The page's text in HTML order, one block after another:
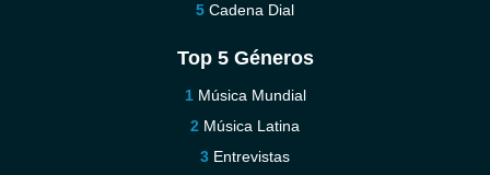
Cadena Dial
Top 5 Géneros
Música Mundial
Música Latina
Entrevistas